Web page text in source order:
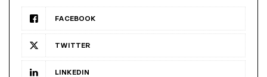
FACEBOOK
TWITTER
LINKEDIN